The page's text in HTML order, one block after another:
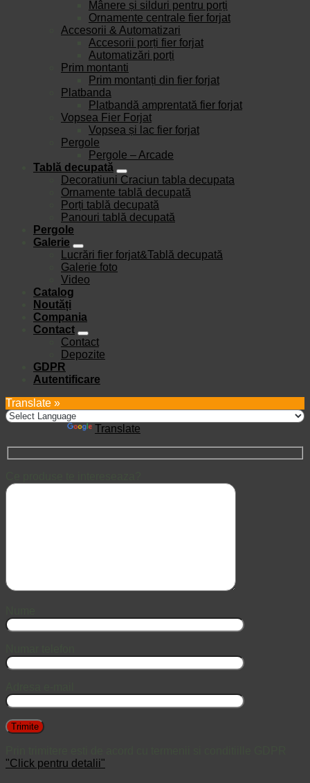
Mânere și silduri pentru porți
Ornamente centrale fier forjat
Accesorii & Automatizari
Accesorii porți fier forjat
Automatizări porți
Prim montanti
Prim montanți din fier forjat
Platbanda
Platbandă amprentată fier forjat
Vopsea Fier Forjat
Vopsea și lac fier forjat
Pergole
Pergole – Arcade
Tablă decupată
Decoratiuni Craciun tabla decupata
Ornamente tablă decupată
Porți tablă decupată
Panouri tablă decupată
Pergole
Galerie
Lucrări fier forjat&Tablă decupată
Galerie foto
Video
Catalog
Noutăți
Compania
Contact
Contact
Depozite
GDPR
Autentificare
Translate »
Translate
"Click pentru detalii"